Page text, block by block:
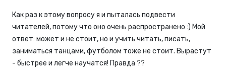
Как раз к этому вопросу я и пыталась подвести
читателей, потому что оно очень распространено :) Мой
ответ: может и не стоит, но и учить читать, писать,
заниматься танцами, футболом тоже не стоит. Вырастут
- быстрее и легче научатся! Правда ??